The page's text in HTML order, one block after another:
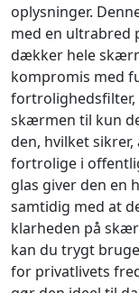
oplysninger.
med en ultrabred
dækker hele
kompromis med
skærmen til kun
den, hvilket
fortrolige i
glas giver den en
samtidig med at
klarheden på
kan du trygt
for privatlivets